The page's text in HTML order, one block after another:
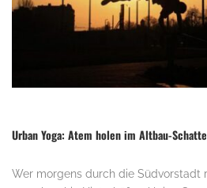
Urban Yoga: Atem holen im Altbau-
Wer morgens durch die Südvorstadt